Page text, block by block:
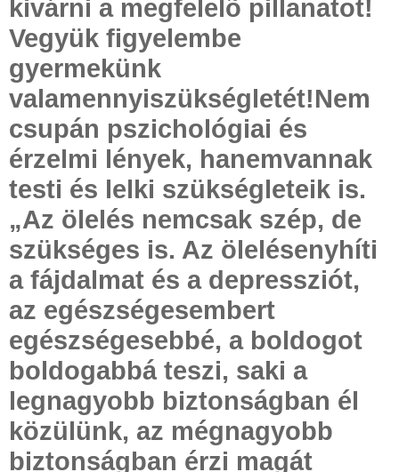
kivárni a megfelelõ pillanatot!
Vegyük figyelembe
gyermekünk
valamennyiszükségletét!Nem
csupán pszichológiai és
érzelmi lények, hanemvannak
testi és lelki szükségleteik is.
„Az ölelés nemcsak szép, de
szükséges is. Az ölelésenyhíti
a fájdalmat és a depressziót,
az egészségesembert
egészségesebbé, a boldogot
boldogabbá teszi, saki a
legnagyobb biztonságban él
közülünk, az mégnagyobb
biztonságban érzi magát